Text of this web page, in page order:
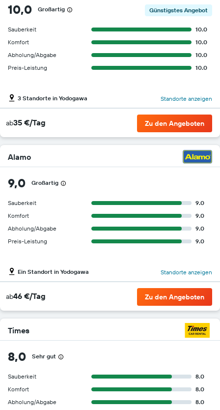
10,0 Großartig Günstigstes Angebot
Sauberkeit
10.0
Komfort
10.0
Abholung/Abgabe
10.0
Preis-Leistung
10.0
3 Standorte in Yodogawa Standorte anzeigen
ab35 €/Tag Zu den Angeboten
Alamo
9,0 Großartig
Sauberkeit
9.0
Komfort
9.0
Abholung/Abgabe
9.0
Preis-Leistung
9.0
Ein Standort in Yodogawa Standorte anzeigen
ab46 €/Tag Zu den Angeboten
Times
8,0 Sehr gut
Sauberkeit
8.0
Komfort
8.0
Abholung/Abgabe
8.0